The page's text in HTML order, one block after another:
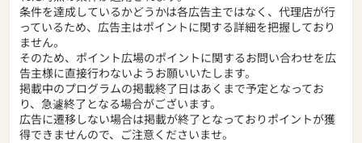
条件を達成しているかどうかは各広告主ではなく、代理店が行
っているため、広告主はポイントに関する詳細を把握しており
ません。
そのため、ポイント広場のポイントに関するお問い合わせを広
告主様に直接行わないようお願いいたします。
掲載中のプログラムの掲載終了日はあくまで予定となってお
り、急遽終了となる場合がございます。
広告に遷移しない場合は掲載が終了となっておりポイントが獲
得できませんので、ご注意くださいませ。